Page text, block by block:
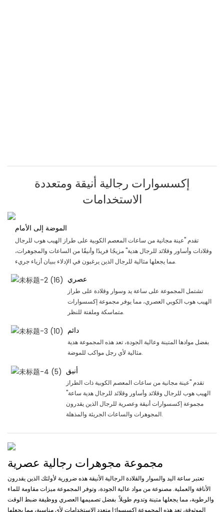
إكسسوارات رجالية أنيقة ومتعددة
الاستخدامات
الموضة إلى الأمام
تقدم "عينة مجانية من ساعات المعصم الكوبية على طراز الهيب هوب للرجال
وقلادات وأساور وقلائد للرجال هدية" مزيجًا فريدًا وأنيقًا من الساعات والمجوهرات،
مما يجعلها مثالية للرجال الذين يرغبون في الإدلاء ببيان أزياء جريء.
عصري
تشتمل المجموعة على ساعة يد وسوار وقلادة على طراز
الهيب هوب الكوبي العصري، مما يوفر مجموعة إكسسوارات
متماسكة وملفتة للنظر.
دائم
بفضل موادها المتينة وعالية الجودة، تعد هذه المجموعة هدية
مثالية لأي رجل مواكب للموضة.
أنيق
تقدم "عينة مجانية من ساعات المعصم الكوبية ذات الطراز
الهيب هوب للرجال وقلائد وأساور وقلائد للرجال هدية ساعة"
مجموعة إكسسوارات أنيقة وعصرية للرجال الذين يقدرون
المجوهرات والساعات الجريئة والمذهلة.
مجموعة مجوهرات رجالية عصرية
تعتبر ساعة اليد والسوار والقلادة الرجالية الأنيقة هذه ضرورية لأولئك الذين يقدرون
الأناقة والعملية. مصنوعة من مواد عالية الجودة، وتوفر المجموعة ميزات مقاومة للماء
والرطوبة، مما يجعلها متينة وتدوم طويلاً. بفضل تصميمها العصري ووظيفة ضبط الوقت
الموثوقة، تعد هذه المجموعة إكسسوارًا متعدد الاستخدامات لأي مناسبة، مما يجعلها